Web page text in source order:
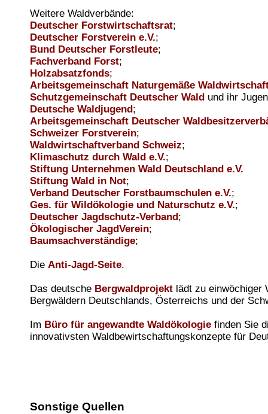
Weitere Waldverbände:
Deutscher Forstwirtschaftsrat;
Deutscher Forstverein e.V.;
Bund Deutscher Forstleute;
Fachverband Forst;
Holzabsatzfonds;
Arbeitsgemeinschaft Naturgemäße
Schutzgemeinschaft Deutscher Wald und ihr
Deutsche Waldjugend;
Arbeitsgemeinschaft Deutscher
Schweizer Forstverein;
Waldwirtschaftverband Schweiz;
Klimaschutz durch Wald e.V.;
Stiftung Unternehmen Wald Deutschland e.V.
Stiftung Wald in Not;
Verband Deutscher Forstbaumschulen e.V.;
Ges. für Wildökologie und Naturschutz e.V.;
Deutscher Jagdschutz-Verband;
Ökologischer JagdVerein;
Baumsachverständige;
Die Anti-Jagd-Seite.
Das deutsche Bergwaldprojekt lädt zu einwöchiger
Bergwäldern Deutschlands, Österreichs und der
Im Büro für angewandte Waldökologie finden Sie
innovativsten Waldbewirtschaftungskonzepte für
Sonstige Quellen